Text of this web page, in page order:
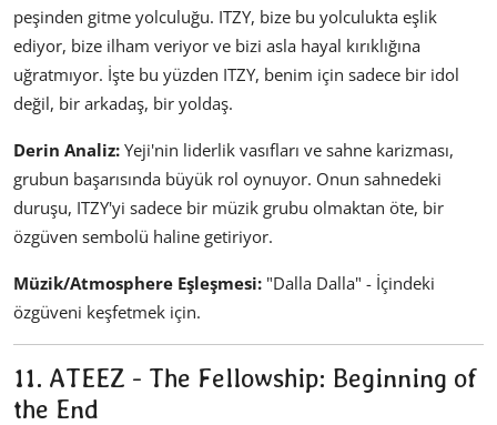
peşinden gitme yolculuğu. ITZY, bize bu yolculukta eşlik
ediyor, bize ilham veriyor ve bizi asla hayal kırıklığına
uğratmıyor. İşte bu yüzden ITZY, benim için sadece bir idol
değil, bir arkadaş, bir yoldaş.
Derin Analiz: Yeji'nin liderlik vasıfları ve sahne karizması,
grubun başarısında büyük rol oynuyor. Onun sahnedeki
duruşu, ITZY'yi sadece bir müzik grubu olmaktan öte, bir
özgüven sembolü haline getiriyor.
Müzik/Atmosphere Eşleşmesi: "Dalla Dalla" - İçindeki
özgüveni keşfetmek için.
11. ATEEZ - The Fellowship: Beginning of
the End